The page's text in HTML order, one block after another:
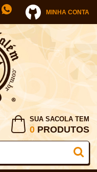
MINHA CONTA
SUA SACOLA TEM
0 PRODUTOS